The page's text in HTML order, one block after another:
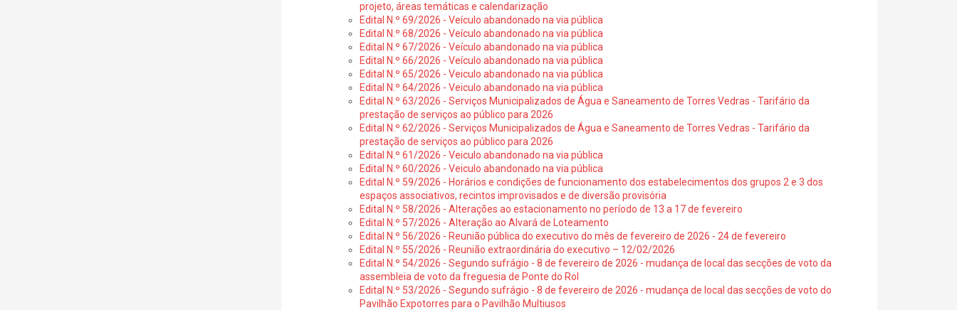
projeto, áreas temáticas e calendarização
Edital N.º 69/2026 - Veículo abandonado na via pública
Edital N.º 68/2026 - Veículo abandonado na via pública
Edital N.º 67/2026 - Veículo abandonado na via pública
Edital N.º 66/2026 - Veículo abandonado na via pública
Edital N.º 65/2026 - Veiculo abandonado na via pública
Edital N.º 64/2026 - Veiculo abandonado na via pública
Edital N.º 63/2026 - Serviços Municipalizados de Água e Saneamento de Torres Vedras - Tarifário da
prestação de serviços ao público para 2026
Edital N.º 62/2026 - Serviços Municipalizados de Água e Saneamento de Torres Vedras - Tarifário da
prestação de serviços ao público para 2026
Edital N.º 61/2026 - Veiculo abandonado na via pública
Edital N.º 60/2026 - Veiculo abandonado na via pública
Edital N.º 59/2026 - Horários e condições de funcionamento dos estabelecimentos dos grupos 2 e 3 dos
espaços associativos, recintos improvisados e de diversão provisória
Edital N.º 58/2026 - Alterações ao estacionamento no período de 13 a 17 de fevereiro
Edital N.º 57/2026 - Alteração ao Alvará de Loteamento
Edital N.º 56/2026 - Reunião pública do executivo do mês de fevereiro de 2026 - 24 de fevereiro
Edital N.º 55/2026 - Reunião extraordinária do executivo – 12/02/2026
Edital N.º 54/2026 - Segundo sufrágio - 8 de fevereiro de 2026 - mudança de local das secções de voto da
assembleia de voto da freguesia de Ponte do Rol
Edital N.º 53/2026 - Segundo sufrágio - 8 de fevereiro de 2026 - mudança de local das secções de voto do
Pavilhão Expotorres para o Pavilhão Multiusos